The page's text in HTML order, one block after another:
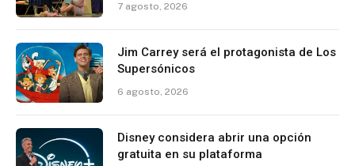
7 agosto, 2026
Jim Carrey será el protagonista de Los
Supersónicos
6 agosto, 2026
Disney considera abrir una opción
gratuita en su plataforma